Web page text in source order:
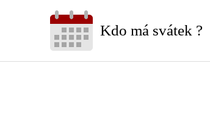
Kdo má svátek ?